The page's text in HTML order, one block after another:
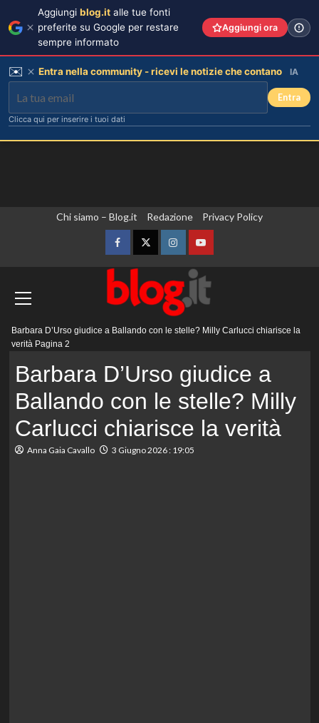
Chi siamo – Blog.it Redazione Privacy Policy
FacebookTwitterInstagramYouTube
principale
Barbara D’Urso giudice a Ballando con le stelle? Milly Carlucci chiarisce la
verità Pagina 2
Barbara D’Urso giudice a
Ballando con le stelle? Milly
Carlucci chiarisce la verità
Anna Gaia Cavallo 3 Giugno 2026 : 19:05
Aggiungi blog.it alle tue fonti
preferite su Google per restare
sempre informato
Aggiungi ora
✉️ Entra nella community - ricevi le notizie che contano IA
Entra
Clicca qui per inserire i tuoi dati